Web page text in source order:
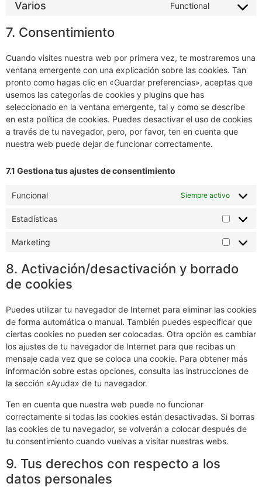
Varios Functional
7. Consentimiento
Cuando visites nuestra web por primera vez, te mostraremos una
ventana emergente con una explicación sobre las cookies. Tan
pronto como hagas clic en «Guardar preferencias», aceptas que
usemos las categorías de cookies y plugins que has
seleccionado en la ventana emergente, tal y como se describe
en esta política de cookies. Puedes desactivar el uso de cookies
a través de tu navegador, pero, por favor, ten en cuenta que
nuestra web puede dejar de funcionar correctamente.
7.1 Gestiona tus ajustes de consentimiento
Funcional Siempre activo
Estadísticas
Marketing
8. Activación/desactivación y borrado
de cookies
Puedes utilizar tu navegador de Internet para eliminar las cookies
de forma automática o manual. También puedes especificar que
ciertas cookies no pueden ser colocadas. Otra opción es cambiar
los ajustes de tu navegador de Internet para que recibas un
mensaje cada vez que se coloca una cookie. Para obtener más
información sobre estas opciones, consulta las instrucciones de
la sección «Ayuda» de tu navegador.
Ten en cuenta que nuestra web puede no funcionar
correctamente si todas las cookies están desactivadas. Si borras
las cookies de tu navegador, se volverán a colocar después de
tu consentimiento cuando vuelvas a visitar nuestras webs.
9. Tus derechos con respecto a los
datos personales